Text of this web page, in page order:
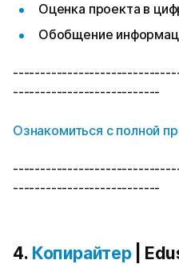
Оценка проекта в
Обобщение
---------------------------
Ознакомиться с полной
---------------------------
4. Копирайтер|